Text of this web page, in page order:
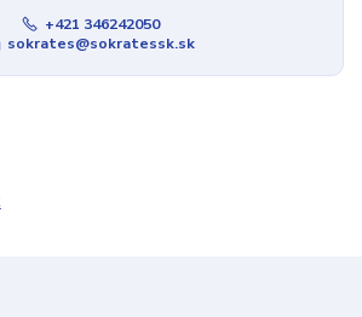
+421 346242050
sokrates@sokratessk.sk